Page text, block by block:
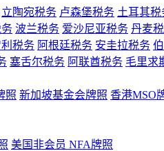
立陶宛税务 卢森堡税务 土耳其税
波兰税务 爱沙尼亚税务 丹麦
税务 阿根廷税务 安圭拉税务
塞舌尔税务 阿联酋税务 毛里求
照 新加坡基金会牌照 香港MSO
美国非会员 NFA牌照